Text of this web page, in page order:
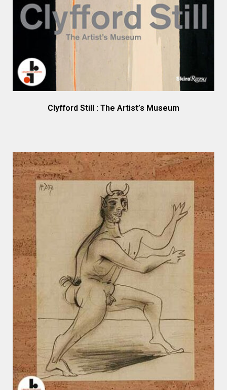
Clyfford Still : The Artist’s Museum